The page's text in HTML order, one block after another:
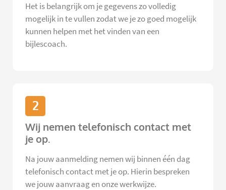
Het is belangrijk om je gegevens zo volledig
mogelijk in te vullen zodat we je zo goed mogelijk
kunnen helpen met het vinden van een
bijlescoach.
2
Wij nemen telefonisch contact met
je op.
Na jouw aanmelding nemen wij binnen één dag
telefonisch contact met je op. Hierin bespreken
we jouw aanvraag en onze werkwijze.